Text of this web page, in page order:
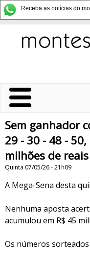
Receba as notícias do
Sem ganhador
29 - 30 - 48 -
milhões de
Quinta 07/05/26 - 21h09
A Mega-Sena desta
Nenhuma aposta
acumulou em R$ 45
Os números